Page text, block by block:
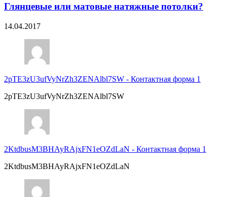
Глянцевые или матовые натяжные потолки?
14.04.2017
2pTE3zU3ufVyNrZh3ZENAlbl7SW - Контактная форма 1
2pTE3zU3ufVyNrZh3ZENAlbl7SW
2KtdbusM3BHAyRAjxFN1eOZdLaN - Контактная форма 1
2KtdbusM3BHAyRAjxFN1eOZdLaN